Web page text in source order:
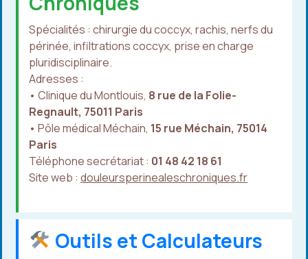
Spécialités : chirurgie du coccyx, rachis, nerfs du
périnée, infiltrations coccyx, prise en charge
pluridisciplinaire.
Adresses :
• Clinique du Montlouis, 8 rue de la Folie-
Regnault, 75011 Paris
• Pôle médical Méchain, 15 rue Méchain, 75014
Paris
Téléphone secrétariat : 01 48 42 18 61
Site web : douleursperinealeschroniques.fr
Outils et Calculateurs